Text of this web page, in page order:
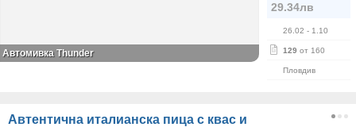
29.34лв
26.02 - 1.10
129 от 160
Пловдив
Автомивка Thunder
Автентична италианска пица с квас и